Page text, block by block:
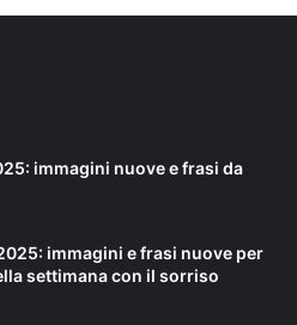
immagini nuove e frasi da
immagini e frasi nuove per
settimana con il sorriso